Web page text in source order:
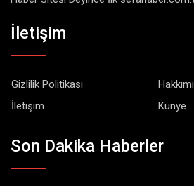
İletişim
Gizlilik Politikası
İletişim
Künye
Son Dakika Haberler